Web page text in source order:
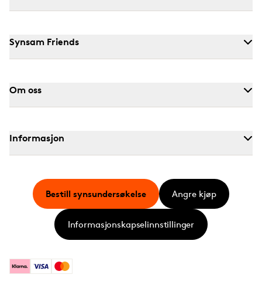
Synsam Friends
Om oss
Informasjon
KlarnaVisa Mastercard
Bestill synsundersøkelse Angre kjøp
Informasjonskapselinnstillinger